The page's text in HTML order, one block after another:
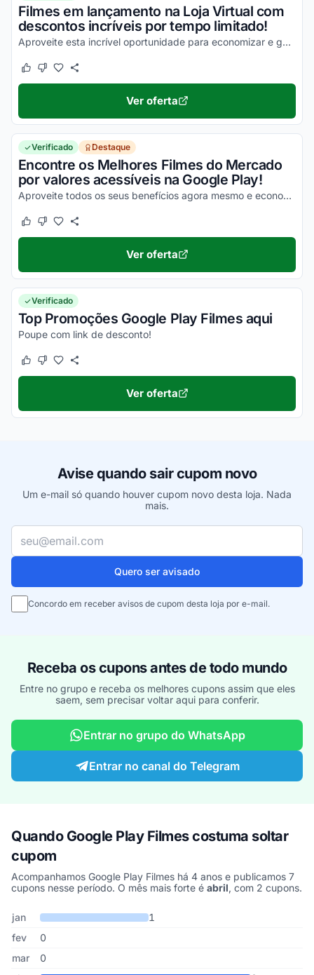
Filmes em lançamento na Loja Virtual com
descontos incríveis por tempo limitado!
Aproveite esta incrível oportunidade para economizar e garanta agora mesmo os melhores valores em todas as suas compras!
Este cupom funcionou
Este cupom não funcionou
Ver oferta
Verificado Destaque
Encontre os Melhores Filmes do Mercado
por valores acessíveis na Google Play!
Aproveite todos os seus benefícios agora mesmo e economize com facilidade nas suas compras!
Este cupom funcionou
Este cupom não funcionou
Ver oferta
Verificado
Top Promoções Google Play Filmes aqui
Poupe com link de desconto!
Este cupom funcionou
Este cupom não funcionou
Ver oferta
Avise quando sair cupom novo
Um e-mail só quando houver cupom novo desta loja. Nada
mais.
Seu e-mail
Quero ser avisado
Concordo em receber avisos de cupom desta loja por e-mail.
Receba os cupons antes de todo mundo
Entre no grupo e receba os melhores cupons assim que eles
saem, sem precisar voltar aqui para conferir.
Entrar no grupo do WhatsApp
Entrar no canal do Telegram
Quando Google Play Filmes costuma soltar
cupom
Acompanhamos Google Play Filmes há 4 anos e publicamos 7
cupons nesse período. O mês mais forte é abril, com 2 cupons.
Cupons de Google Play Filmes publicados por mês, somando os
Mês Cupons publicadosDesconto médio
jan
1
fev
0
mar
0